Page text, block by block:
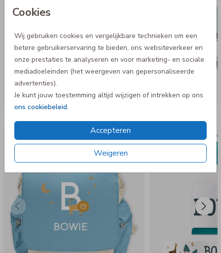
Cookies
Wij gebruiken cookies en vergelijkbare technieken om een
betere gebruikerservaring te bieden, ons websiteverkeer en
onze prestaties te analyseren en voor marketing- en sociale
mediadoeleinden (het weergeven van gepersonaliseerde
advertenties).
Je kunt jouw toestemming altijd wijzigen of intrekken op ons
ons cookiebeleid.
Accepteren
Weigeren
Nog meer in deze stijl